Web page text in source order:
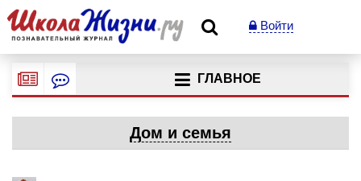
Войти
ГЛАВНОЕ
Дом и семья